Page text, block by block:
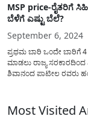
MSP price-ರೈತರಿಗೆ
ಬೆಳೆಗೆ ಎಷ್ಟು ಬೆಲೆ?
September 6, 2024
ಪ್ರಥಮ ಬಾರಿ ಒಂದೇ ಬಾರಿಗೆ
ಮಾಡಲು ರಾಜ್ಯ ಸರಕಾರದಿಂದ
ಶಿವಾನಂದ ಪಾಟೀಲ ರವರು
Most Visited